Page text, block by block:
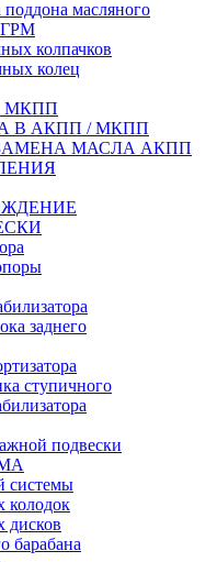
поддона масляного
колпачков
колец
МКПП
В АКПП / МКПП
МАСЛА АКПП
заднего
ступичного
подвески
системы
колодок
дисков
барабана